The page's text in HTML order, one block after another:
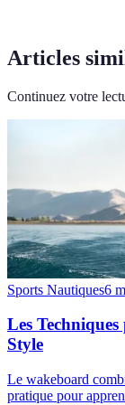
Articles
Continuez votre
Sports Nautiques6
Les
Style
Le wakeboard
pratique pour